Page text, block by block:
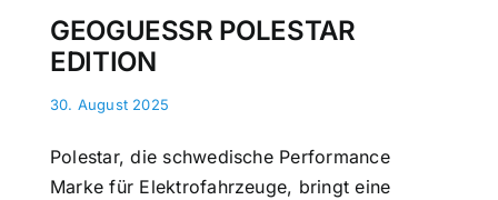
GEOGUESSR POLESTAR
EDITION
30. August 2025
Polestar, die schwedische Performance
Marke für Elektrofahrzeuge, bringt eine